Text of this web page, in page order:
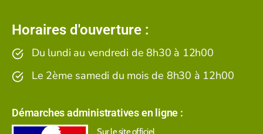
Horaires d'ouverture :
Du lundi au vendredi de 8h30 à 12h00
Le 2ème samedi du mois de 8h30 à 12h00
Démarches administratives en ligne :
Sur le site officiel